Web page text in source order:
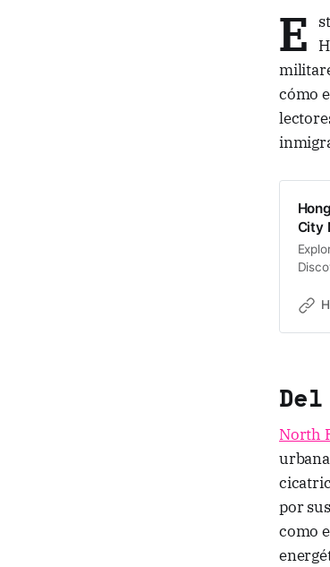
E
cómo
City
North
por
como